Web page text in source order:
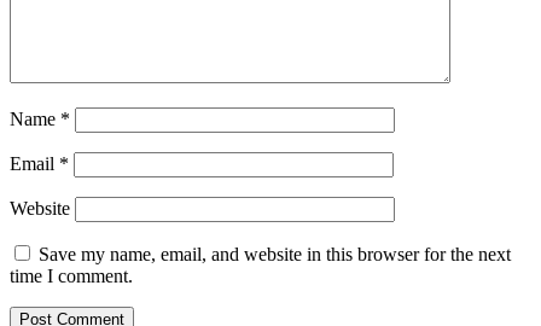
Name *
Email *
Website
Save my name, email, and website in this browser for the next
time I comment.